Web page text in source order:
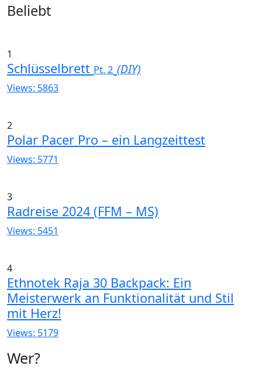
Widgets
Beliebt
1
Schlüsselbrett Pt. 2 (DIY)
Views: 5863
2
Polar Pacer Pro – ein Langzeittest
Views: 5771
3
Radreise 2024 (FFM – MS)
Views: 5451
4
Ethnotek Raja 30 Backpack: Ein
Meisterwerk an Funktionalität und Stil
mit Herz!
Views: 5179
Wer?